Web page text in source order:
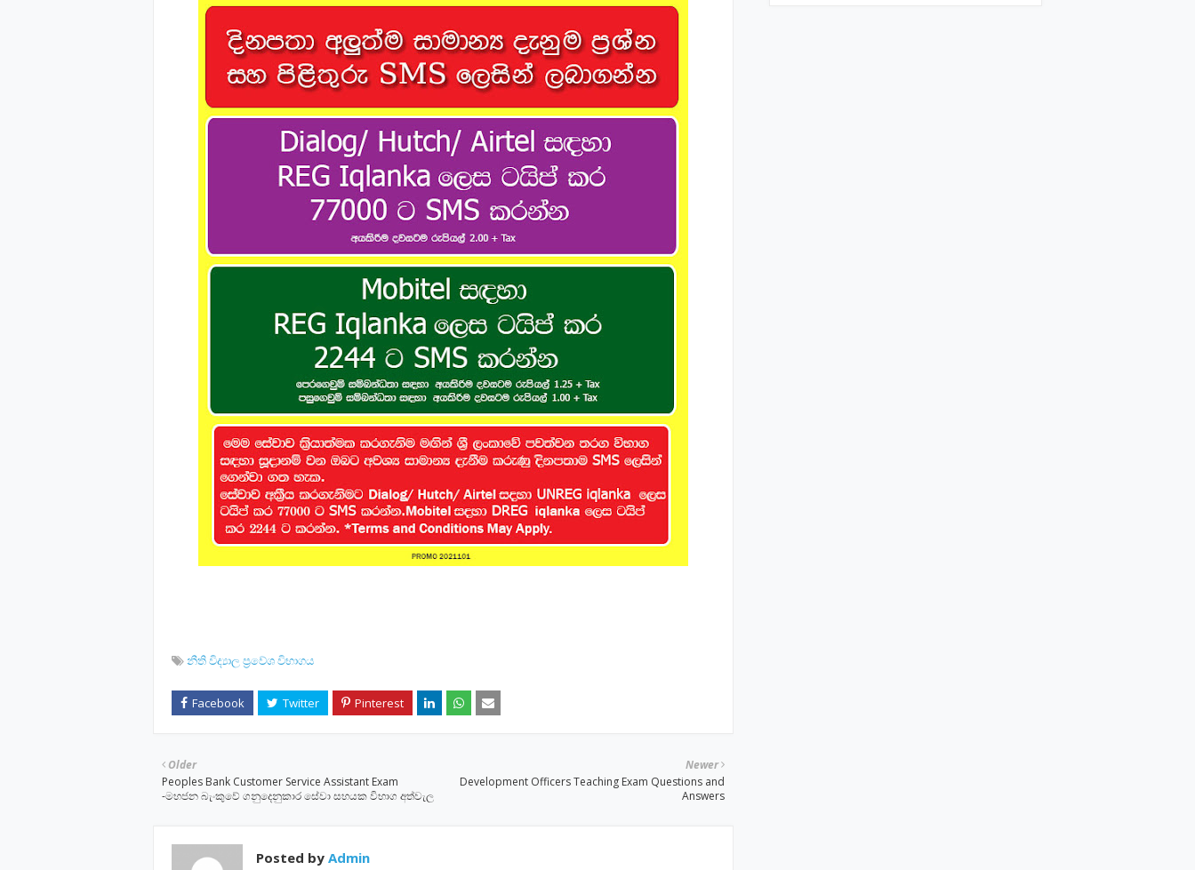
නීති විද්‍යාල ප්‍රවේශ විභාගය
Newer
Development Officers Teaching Exam Questions and
Answers
Older
Peoples Bank Customer Service Assistant Exam
-මහජන බැංකුවේ ගනුදෙනුකාර සේවා සහයක විභාග අත්වැල
Posted by Admin